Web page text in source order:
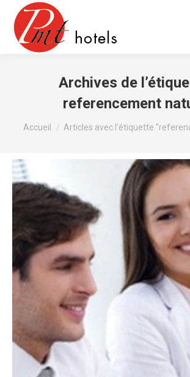
Archives de
referencement
Vous êtes ici :
Accueil Articles avec l’étiquette